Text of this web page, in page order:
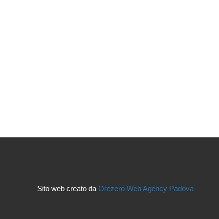
Sito web creato da Orezero Web Agency Padova